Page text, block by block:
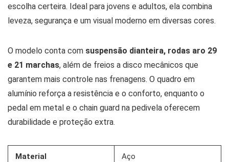
escolha certeira. Ideal para jovens e adultos, ela combina
leveza, segurança e um visual moderno em diversas cores.
O modelo conta com suspensão dianteira, rodas aro 29
e 21 marchas, além de freios a disco mecânicos que
garantem mais controle nas frenagens. O quadro em
alumínio reforça a resistência e o conforto, enquanto o
pedal em metal e o chain guard na pedivela oferecem
durabilidade e proteção extra.
Material Aço